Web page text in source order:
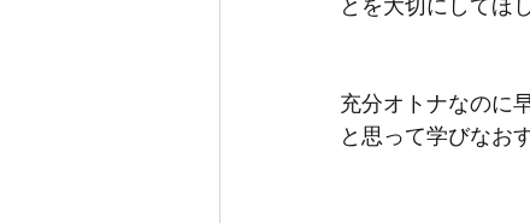
充分オトナなのに
と思って学びなお